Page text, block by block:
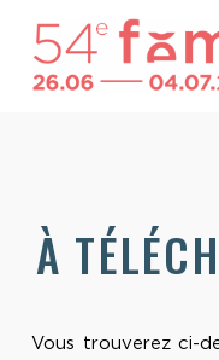
À
Vous trouverez ci-